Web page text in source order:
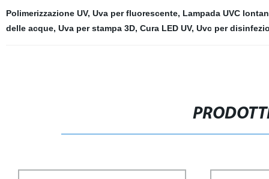
Polimerizzazione UV, Uva per fluorescente, Lampada UVC
delle acque, Uva per stampa 3D, Cura LED UV, Uvc per